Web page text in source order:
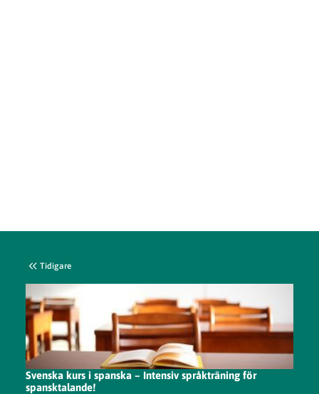
Tidigare
Svenska kurs i spanska – Intensiv språkträning för
spansktalande!